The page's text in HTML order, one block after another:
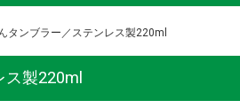
タンブラー／ステンレス製220ml
製220ml